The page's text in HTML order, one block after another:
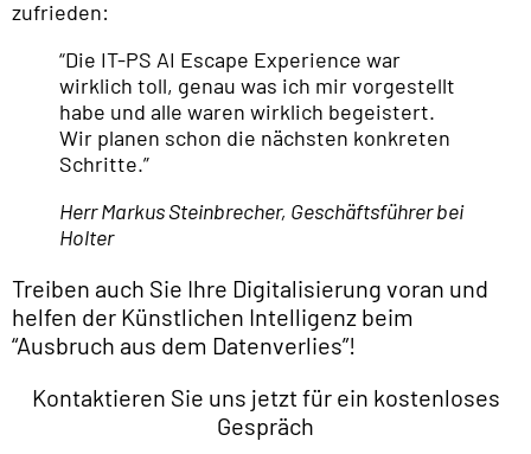
zufrieden:
“Die IT-PS AI Escape Experience war
wirklich toll, genau was ich mir vorgestellt
habe und alle waren wirklich begeistert.
Wir planen schon die nächsten konkreten
Schritte.”
Herr Markus Steinbrecher, Geschäftsführer bei
Holter
Treiben auch Sie Ihre Digitalisierung voran und
helfen der Künstlichen Intelligenz beim
“Ausbruch aus dem Datenverlies”!
Kontaktieren Sie uns jetzt für ein kostenloses
Gespräch